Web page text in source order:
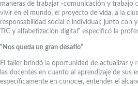
maneras de trabajar -comunicación y trabajo
vivir en el mundo, el proyecto de vida, a la
responsabilidad social e individual; junto con
TIC y alfabetización digital” especificó la
“Nos queda un gran desafío”
El taller brindó la oportunidad de actualizar y
las docentes en cuanto al aprendizaje de sus
específicamente en conocer, entender el